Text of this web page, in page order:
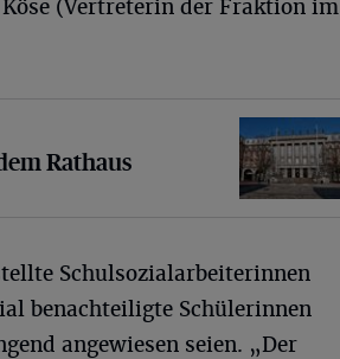
(Vertreterin der Fraktion im
Rathaus
Schulsozialarbeiterinnen
benachteiligte Schülerinnen
angewiesen seien. „Der